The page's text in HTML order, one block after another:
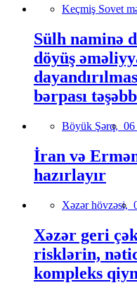
Keçmiş Sovet
Sülh naminə
döyüş
bərpası
Böyük Şərq, 06
İran və
hazırlayır
Xəzər hövzəsi,
Xəzər geri
risklərin,
kompleks